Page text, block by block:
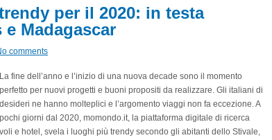
per il 2020: in testa
e Madagascar
comments
La fine dell’anno e l’inizio di una nuova decade sono il momento
perfetto per nuovi progetti e buoni propositi da realizzare. Gli italiani di
desideri ne hanno molteplici e l’argomento viaggi non fa eccezione. A
pochi giorni dal 2020, momondo.it, la piattaforma digitale di ricerca
voli e hotel, svela i luoghi più trendy secondo gli abitanti dello Stivale,